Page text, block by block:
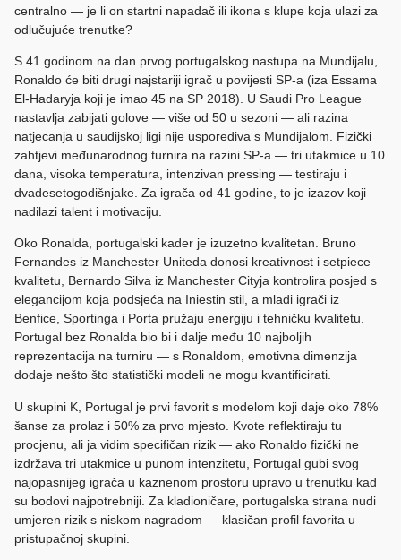
centralno — je li on startni napadač ili ikona s klupe koja ulazi za
odlučujuće trenutke?
S 41 godinom na dan prvog portugalskog nastupa na Mundijalu,
Ronaldo će biti drugi najstariji igrač u povijesti SP-a (iza Essama
El-Hadaryja koji je imao 45 na SP 2018). U Saudi Pro League
nastavlja zabijati golove — više od 50 u sezoni — ali razina
natjecanja u saudijskoj ligi nije usporediva s Mundijalom. Fizički
zahtjevi međunarodnog turnira na razini SP-a — tri utakmice u 10
dana, visoka temperatura, intenzivan pressing — testiraju i
dvadesetogodišnjake. Za igrača od 41 godine, to je izazov koji
nadilazi talent i motivaciju.
Oko Ronalda, portugalski kader je izuzetno kvalitetan. Bruno
Fernandes iz Manchester Uniteda donosi kreativnost i setpiece
kvalitetu, Bernardo Silva iz Manchester Cityja kontrolira posjed s
elegancijom koja podsjeća na Iniestin stil, a mladi igrači iz
Benfice, Sportinga i Porta pružaju energiju i tehničku kvalitetu.
Portugal bez Ronalda bio bi i dalje među 10 najboljih
reprezentacija na turniru — s Ronaldom, emotivna dimenzija
dodaje nešto što statistički modeli ne mogu kvantificirati.
U skupini K, Portugal je prvi favorit s modelom koji daje oko 78%
šanse za prolaz i 50% za prvo mjesto. Kvote reflektiraju tu
procjenu, ali ja vidim specifičan rizik — ako Ronaldo fizički ne
izdržava tri utakmice u punom intenzitetu, Portugal gubi svog
najopasnijeg igrača u kaznenom prostoru upravo u trenutku kad
su bodovi najpotrebniji. Za kladioničare, portugalska strana nudi
umjeren rizik s niskom nagradom — klasičan profil favorita u
pristupačnoj skupini.